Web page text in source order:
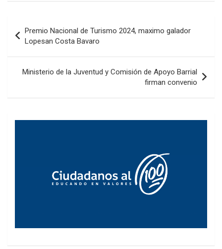
de
entradas
Premio Nacional de Turismo 2024, maximo galador
Lopesan Costa Bavaro
Ministerio de la Juventud y Comisión de Apoyo Barrial
firman convenio